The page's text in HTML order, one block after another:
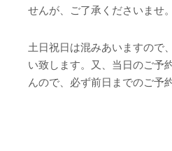
せんが、ご了承くださいませ。
土日祝日は混みあいますので
い致します。又、当日のご予
んので、必ず前日までのご予